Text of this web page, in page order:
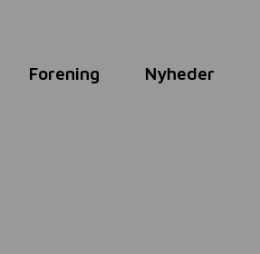
Forening Nyheder